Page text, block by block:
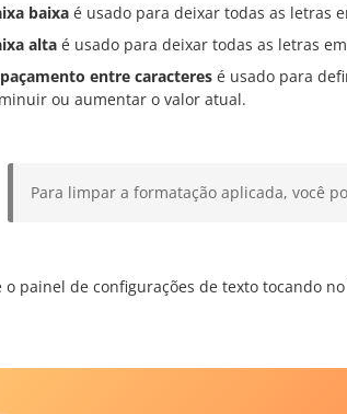
baixa é usado para deixar todas as letras
alta é usado para deixar todas as letras
entre caracteres é usado para
ou aumentar o valor atual.
Para limpar a formatação aplicada, você
o painel de configurações de texto tocando